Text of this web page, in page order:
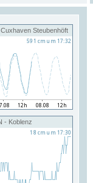
Cuxhaven Steubenhöft
- Koblenz